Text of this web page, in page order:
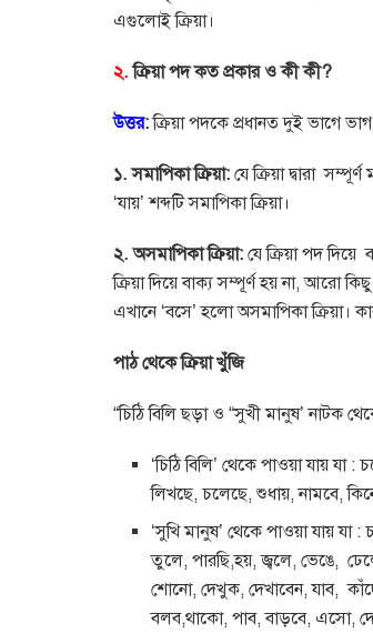
এগুলোই ক্রিয়া।
২.ক্রিয়া পদ কত প্রকার ও কী কী?
উত্তর:ক্রিয়া পদকে প্রধানত দুই ভাগে
১. সমাপিকা ক্রিয়া: যে ক্রিয়া দ্বারা
‘যায়’ শব্দটি সমাপিকা ক্রিয়া।
২. অসমাপিকা ক্রিয়া: যে ক্রিয়া পদ দিয়ে
ক্রিয়া দিয়ে বাক্য সম্পূর্ণ হয় না, আরো
এখানে ‘বসে’ হলো অসমাপিকা
পাঠ থেকে ক্রিয়া খুঁজি
“চিঠি বিলি ছড়া ও “সুখী মানুষ’ নাটক
‘চিঠি বিলি’ থেকে পাওয়া যায়
লিখছে, চলেছে, শুধায়, নামবে,
‘সুখি মানুষ’ থেকে পাওয়া যায়
তুলে, পারছি,হয়, জ্বলে, ভেঙে,
শোনো, দেখুক, দেখাবেন, যাব,
বলব,থাকো, পাব, বাড়বে, এসো,